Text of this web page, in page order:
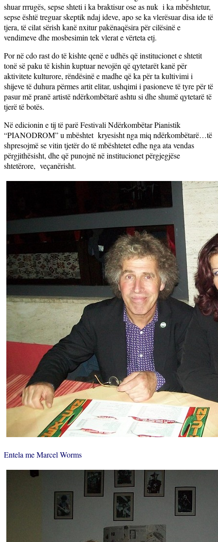
shuar rrrugës, sepse shteti i ka braktisur ose as nuk i ka mbështetur,
sepse është treguar skeptik ndaj ideve, apo se ka vlerësuar disa ide të
tjera, të cilat sërish kanë nxitur pakënaqësira për cilësinë e
vendimeve dhe mosbesimin tek vlerat e vërteta etj.
Por në cdo rast do të kishte qenë e udhës që institucionet e shtetit
tonë së paku të kishin kuptuar nevojën që qytetarët kanë për
aktivitete kulturore, rëndësinë e madhe që ka për ta kultivimi i
shijeve të duhura përmes artit elitar, ushqimi i pasioneve të tyre për të
pasur më pranë artistë ndërkombëtarë ashtu si dhe shumë qytetarë të
tjerë të botës.
Në edicionin e tij të parë Festivali Ndërkombëtar Pianistik
“PIANODROM” u mbështet kryesisht nga miq ndërkombëtarë…të
shpresojmë se vitin tjetër do të mbështetet edhe nga ata vendas
përgjithësisht, dhe që punojnë në institucionet përgjegjëse
shtetërore, veçanërisht.
Entela me Marcel Worms